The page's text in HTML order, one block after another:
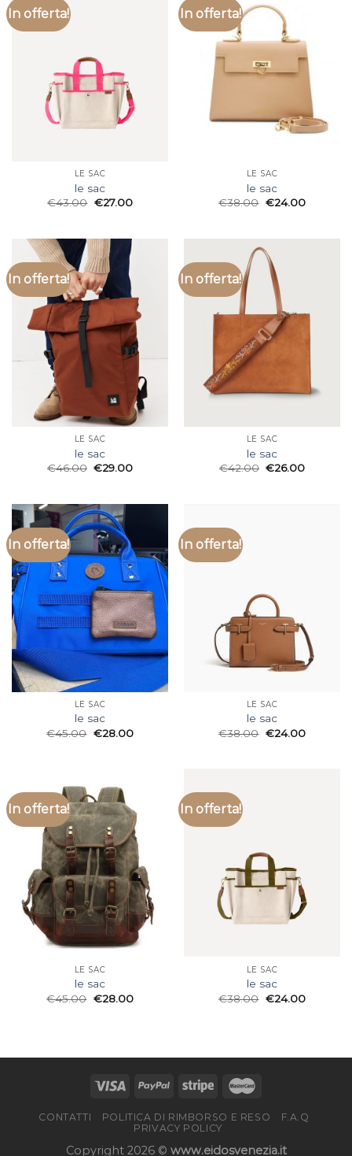
In offerta!
LE SAC
le sac
€43.00 €27.00
In offerta!
LE SAC
le sac
€38.00 €24.00
In offerta!
LE SAC
le sac
€46.00 €29.00
In offerta!
LE SAC
le sac
€42.00 €26.00
In offerta!
LE SAC
le sac
€45.00 €28.00
In offerta!
LE SAC
le sac
€38.00 €24.00
In offerta!
LE SAC
le sac
€45.00 €28.00
In offerta!
LE SAC
le sac
€38.00 €24.00
CONTATTI POLITICA DI RIMBORSO E RESO
F.A.Q
PRIVACY POLICY
Copyright 2026 © www.eidosvenezia.it